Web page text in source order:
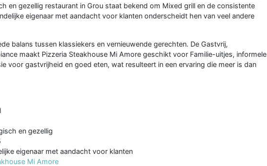
en gezellig restaurant in Grou staat bekend om Mixed grill en de consistente
eigenaar met aandacht voor klanten onderscheidt hen van veel andere
balans tussen klassiekers en vernieuwende gerechten. De Gastvrij,
maakt Pizzeria Steakhouse Mi Amore geschikt voor Familie-uitjes, informele
voor gastvrijheid en goed eten, wat resulteert in een ervaring die meer is dan
en gezellig
eigenaar met aandacht voor klanten
Mi Amore